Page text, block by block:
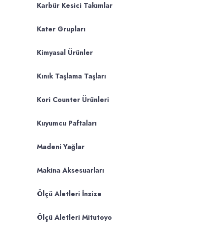
Karbür Kesici Takımlar
Kater Grupları
Kimyasal Ürünler
Kınık Taşlama Taşları
Kori Counter Ürünleri
Kuyumcu Paftaları
Madeni Yağlar
Makina Aksesuarları
Ölçü Aletleri İnsize
Ölçü Aletleri Mitutoyo